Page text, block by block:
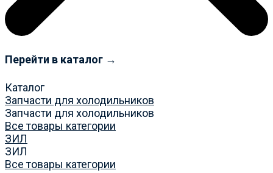
Перейти в каталог →
Каталог
Запчасти для холодильников
Запчасти для холодильников
Все товары категории
ЗИЛ
ЗИЛ
Все товары категории